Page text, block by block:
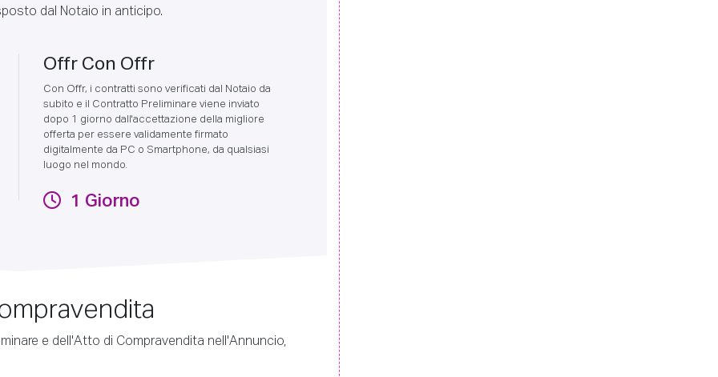
dal Notaio in anticipo.
Offr Con Offr
Con Offr, i contratti sono verificati dal Notaio da
subito e il Contratto Preliminare viene inviato
dopo 1 giorno dall'accettazione della migliore
offerta per essere validamente firmato
digitalmente da PC o Smartphone, da qualsiasi
luogo nel mondo.
1 Giorno
e dell'Atto di Compravendita nell'Annuncio,